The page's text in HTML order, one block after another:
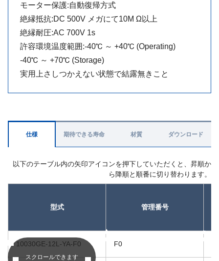
モーター保護:自動復帰方式
絶縁抵抗:DC 500V メガにて10M Ω以上
絶縁耐圧:AC 700V 1s
許容環境温度範囲:-40℃ ～ +40℃ (Operating)
-40℃ ～ +70℃ (Storage)
実用上さしつかえない状態で結露無きこと
仕様
以下のテーブル内の矢印アイコンを押下していただくと、昇順か
ら降順と順番に切り替わります。
スクロールできます
型式 管理番号
10030GE-12L-YA-F0 F0
期待できる寿命 材質 ダウンロード